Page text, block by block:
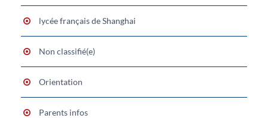
lycée français de Shanghai
Non classifié(e)
Orientation
Parents infos